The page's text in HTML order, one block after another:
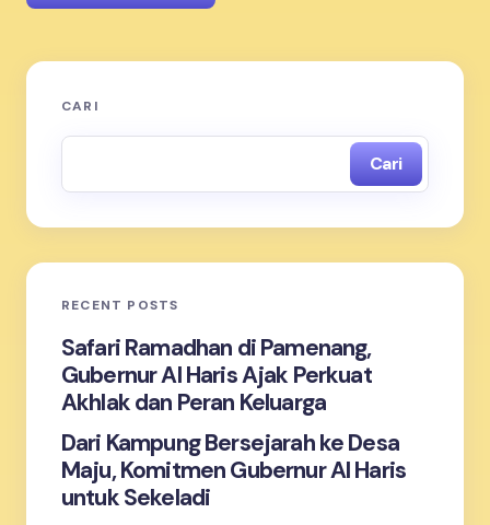
Alamat email Anda tidak akan dipublikasikan.
Your Comment *
Save my name and email in this browser for the
next time I comment.
CARI
Cari
RECENT POSTS
Safari Ramadhan di Pamenang,
Gubernur Al Haris Ajak Perkuat
Akhlak dan Peran Keluarga
Dari Kampung Bersejarah ke Desa
Maju, Komitmen Gubernur Al Haris
untuk Sekeladi